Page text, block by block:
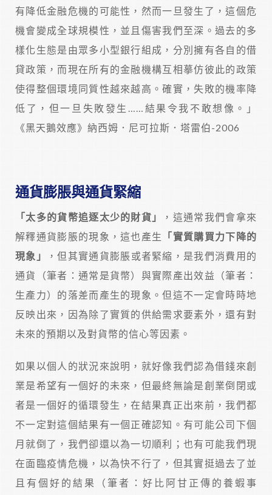
有降低金融危機的可能性，然而一旦發生了，這個危
機會變成全球規模性，並且傷害我們至深。過去的多
樣化生態是由眾多小型銀行組成，分別擁有各自的借
貸政策，而現在所有的金融機構互相摹仿彼此的政策
使得整個環境同質性越來越高。確實，失敗的機率降
低了，但一旦失敗發生……結果令我不敢想像。」
《黑天鵝效應》納西姆．尼可拉斯．塔雷伯-2006
通貨膨脹與通貨緊縮
「太多的貨幣追逐太少的財貨」
，這通常我們會拿來
解釋通貨膨脹的現象，這也產生
「實質購買力下降的
現象」
，但其實通貨膨脹或者緊縮，是我們消費用的
通貨（筆者：通常是貨幣）與實際產出效益（筆者：
生產力）的落差而產生的現象。但這不一定會時時地
反映出來，因為除了實質的供給需求要素外，還有對
未來的預期以及對貨幣的信心等因素。
如果以個人的狀況來說明，就好像我們認為借錢來創
業是希望有一個好的未來，但最終無論是創業倒閉或
者是一個好的循環發生，在結果真正出來前，我們都
不一定對這個結果有一個正確認知。有可能公司下個
月就倒了，我們卻還以為一切順利；也有可能我們現
在面臨疫情危機，以為快不行了，但其實挺過去了並
且有個好的結果（筆者：好比阿甘正傳的養蝦事